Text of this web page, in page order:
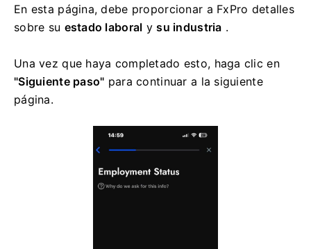
En esta página, debe proporcionar a FxPro detalles
sobre su estado laboral ysu industria .
Una vez que haya completado esto, haga clic en
"Siguiente paso" para continuar a la siguiente
página.